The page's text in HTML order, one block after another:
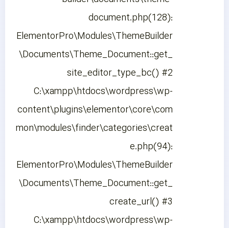
document.php(128):
ElementorPro\Modules\ThemeBuilder
\Documents\Theme_Document::get_
site_editor_type_bc() #2
C:\xampp\htdocs\wordpress\wp-
content\plugins\elementor\core\com
mon\modules\finder\categories\creat
e.php(94):
ElementorPro\Modules\ThemeBuilder
\Documents\Theme_Document::get_
create_url() #3
C:\xampp\htdocs\wordpress\wp-